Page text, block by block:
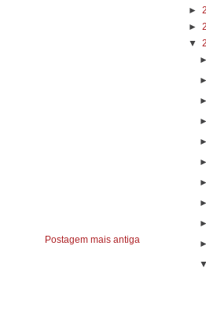
Postagem mais antiga
►
►
▼